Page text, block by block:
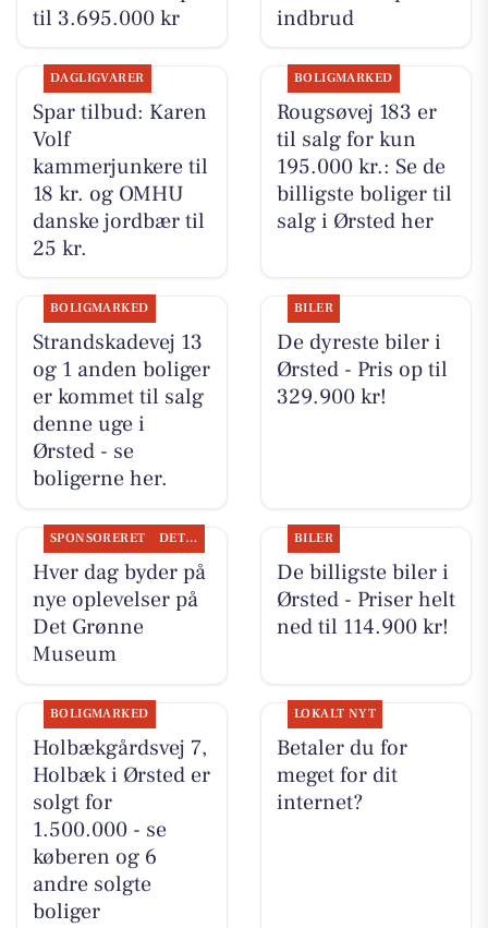
til 3.695.000 kr
indbrud
DAGLIGVARER
Spar tilbud: Karen
Volf
kammerjunkere til
18 kr. og OMHU
danske jordbær til
25 kr.
BOLIGMARKED
Rougsøvej 183 er
til salg for kun
195.000 kr.: Se de
billigste boliger til
salg i Ørsted her
BOLIGMARKED
Strandskadevej 13
og 1 anden boliger
er kommet til salg
denne uge i
Ørsted - se
boligerne her.
BILER
De dyreste biler i
Ørsted - Pris op til
329.900 kr!
SPONSORERET DET SKER
Hver dag byder på
nye oplevelser på
Det Grønne
Museum
BILER
De billigste biler i
Ørsted - Priser helt
ned til 114.900 kr!
BOLIGMARKED
Holbækgårdsvej 7,
Holbæk i Ørsted er
solgt for
1.500.000 - se
køberen og 6
andre solgte
boliger
LOKALT NYT
Betaler du for
meget for dit
internet?